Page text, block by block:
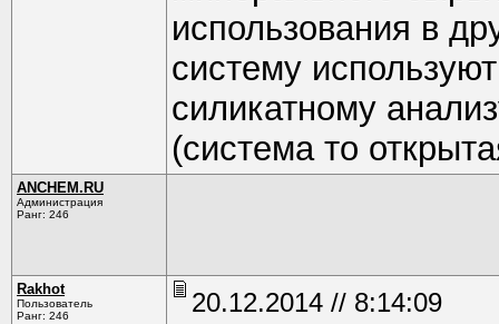
использования в
систему
силикатному
(система то
ANCHEM.RU
Администрация
Ранг: 246
Rakhot
Пользователь
Ранг: 246
20.12.2014 // 8:14:09